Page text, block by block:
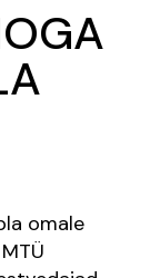
omale